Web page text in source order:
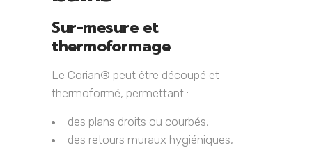
Sur-mesure et
thermoformage
Le Corian® peut être découpé et
thermoformé, permettant :
des plans droits ou courbés,
des retours muraux hygiéniques,